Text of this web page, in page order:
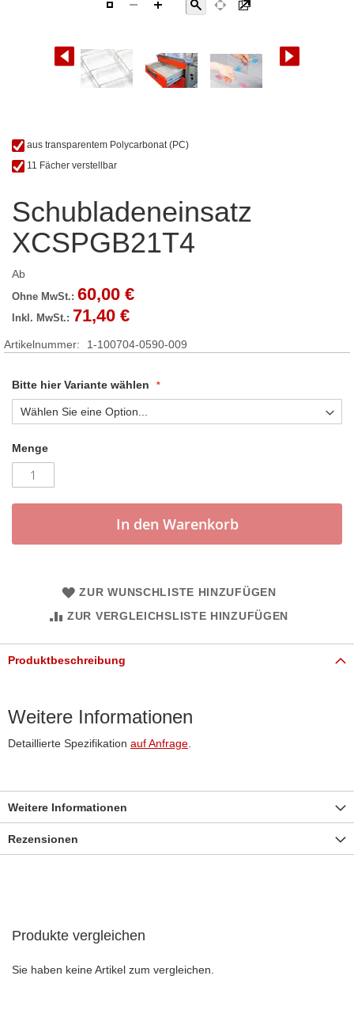
Schubladeneinsatz
XCSPGB21T4
Ab
60,00 €
71,40 €
Artikelnummer 1-100704-0590-009
Bitte hier Variante wählen
Menge
In den Warenkorb
ZUR WUNSCHLISTE HINZUFÜGEN
ZUR VERGLEICHSLISTE HINZUFÜGEN
Zum
Anfang
der
springen
aus transparentem Polycarbonat (PC)
11 Fächer verstellbar
Produktbeschreibung
Weitere Informationen
Detaillierte Spezifikation auf Anfrage.
Weitere Informationen
Rezensionen
Produkte vergleichen
Sie haben keine Artikel zum vergleichen.